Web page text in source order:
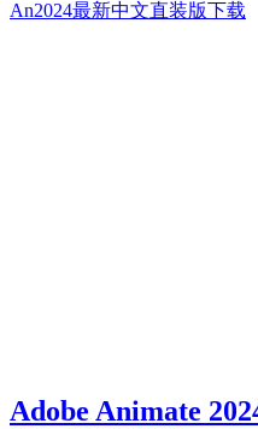
Adobe Animate